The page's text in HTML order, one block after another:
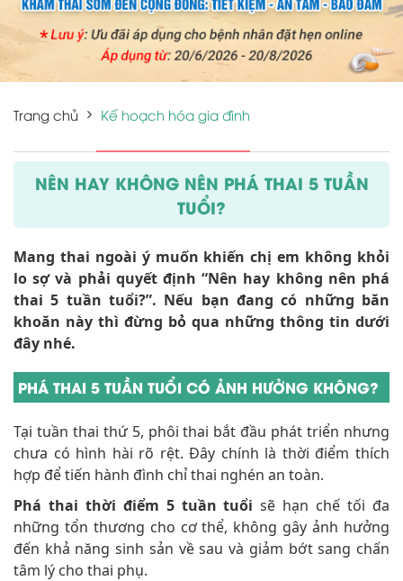
Trang chủ Kế hoạch hóa gia đình
NÊN HAY KHÔNG NÊN PHÁ THAI 5 TUẦN
TUỔI?
Mang thai ngoài ý muốn khiến chị em không khỏi
lo sợ và phải quyết định “Nên hay không nên phá
thai 5 tuần tuổi?”. Nếu bạn đang có những băn
khoăn này thì đừng bỏ qua những thông tin dưới
đây nhé.
PHÁ THAI 5 TUẦN TUỔI CÓ ẢNH HƯỞNG KHÔNG?
Tại tuần thai thứ 5, phôi thai bắt đầu phát triển nhưng
chưa có hình hài rõ rệt. Đây chính là thời điểm thích
hợp để tiến hành đình chỉ thai nghén an toàn.
Phá thai thời điểm 5 tuần tuổi sẽ hạn chế tối đa
những tổn thương cho cơ thể, không gây ảnh hưởng
đến khả năng sinh sản về sau và giảm bớt sang chấn
tâm lý cho thai phụ.